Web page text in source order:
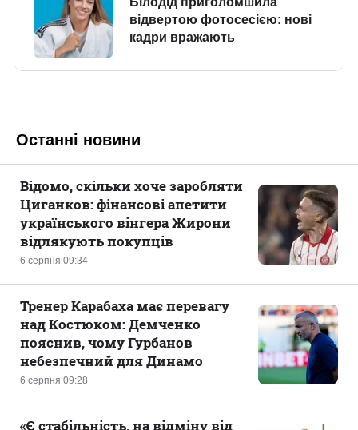
Останні новини
6 серпня 09:34
Відомо, скільки хоче заробляти
Циганков: фінансові апетити
українського вінгера Жирони
відлякують покупців
6 серпня 09:28
Тренер Карабаха має перевагу
над Костюком: Демченко
пояснив, чому Гурбанов
небезпечний для Динамо
«Є стабільність, на відміну від